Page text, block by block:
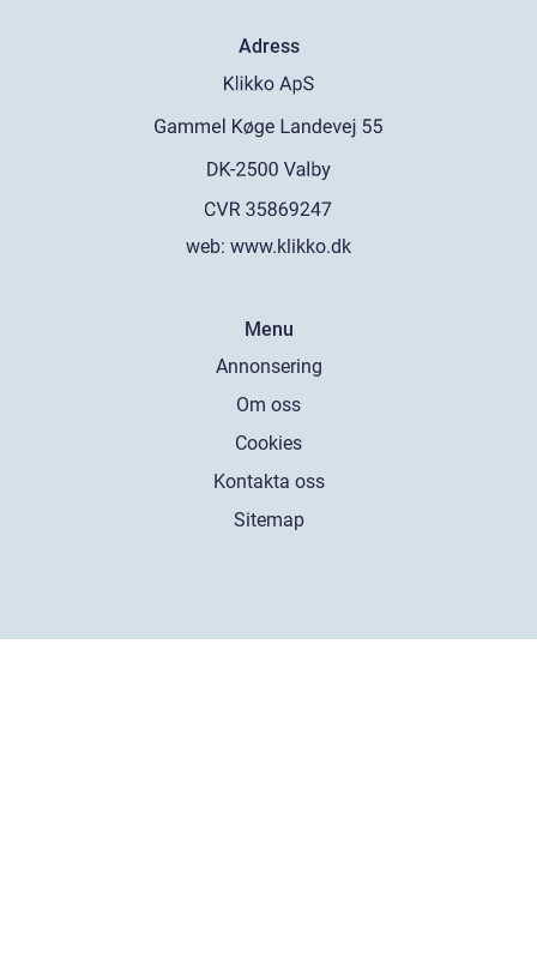
Adress
web: www.klikko.dk
Menu
Annonsering
Om oss
Cookies
Kontakta oss
Sitemap